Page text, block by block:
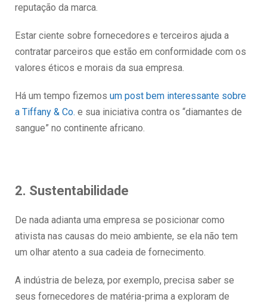
reputação da marca.
Estar ciente sobre fornecedores e terceiros ajuda a
contratar parceiros que estão em conformidade com os
valores éticos e morais da sua empresa.
Há um tempo fizemos um post bem interessante sobre
a Tiffany & Co. e sua iniciativa contra os “diamantes de
sangue” no continente africano.
2. Sustentabilidade
De nada adianta uma empresa se posicionar como
ativista nas causas do meio ambiente, se ela não tem
um olhar atento a sua cadeia de fornecimento.
A indústria de beleza, por exemplo, precisa saber se
seus fornecedores de matéria-prima a exploram de